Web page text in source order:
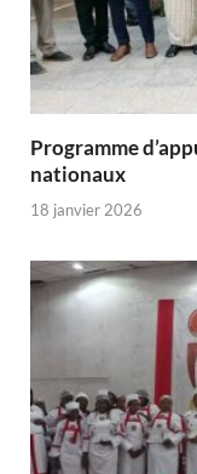
Programme
nationaux
18 janvier 2026